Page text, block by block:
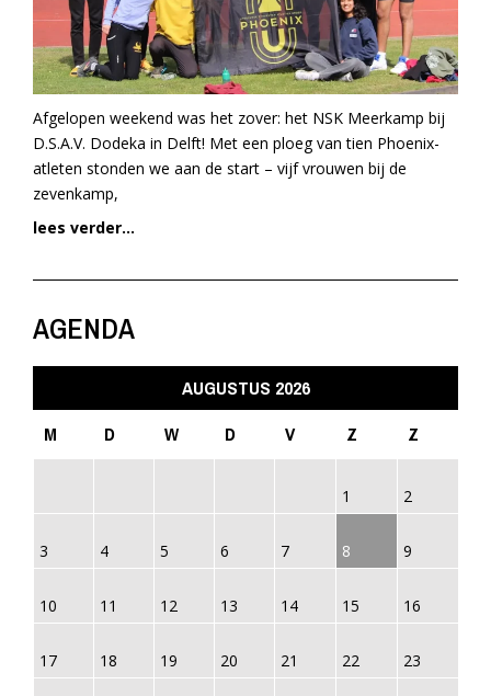
Afgelopen weekend was het zover: het NSK Meerkamp bij
D.S.A.V. Dodeka in Delft! Met een ploeg van tien Phoenix-
atleten stonden we aan de start – vijf vrouwen bij de
zevenkamp,
lees verder...
AGENDA
AUGUSTUS 2026
M
D W D V Z Z
1 2
3 4 5 6 7 8 9
10 11 12 13 14 15 16
17 18 19 20 21 22 23